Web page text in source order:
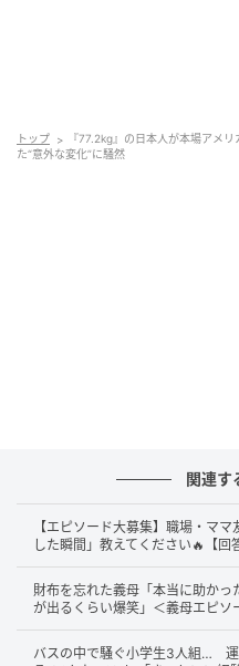
という点を検証していき
トップ
『77.2kg』の日本人が本場アメ
た“意外な変化”に騒然
関連す
【エピソード大募集】職場・マ
した瞬間」教えてください🔥【回
財布を忘れた義母「本当に助かっ
が出るくらい爆笑」＜義母エピソ
バスの中で騒ぐ小学生3人組…